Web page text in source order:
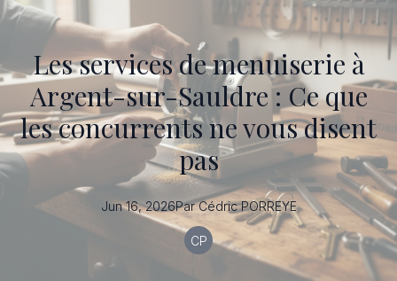
Les services de menuiserie à
Argent-sur-Sauldre : Ce que
les concurrents ne vous disent
pas
Jun 16, 2026Par Cédric PORREYE
CP